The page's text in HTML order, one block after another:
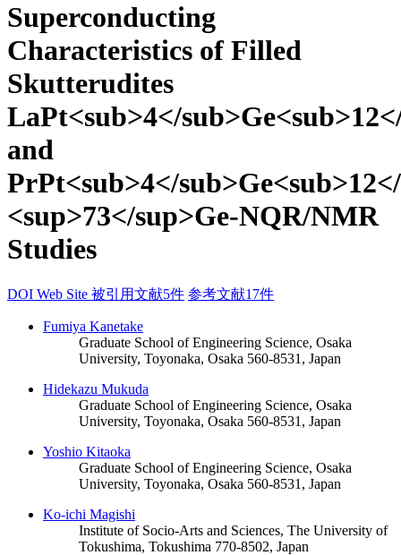
Superconducting
Characteristics of Filled
Skutterudites
LaPt<sub>4</
and
PrPt<sub>4</
<sup>73</sup>Ge-NQR/NMR
Studies
DOI Web Site 被引用文献5件 参考文献17件
Fumiya Kanetake
Graduate School of Engineering Science, Osaka
University, Toyonaka, Osaka 560-8531, Japan
Hidekazu Mukuda
Graduate School of Engineering Science, Osaka
University, Toyonaka, Osaka 560-8531, Japan
Yoshio Kitaoka
Graduate School of Engineering Science, Osaka
University, Toyonaka, Osaka 560-8531, Japan
Ko-ichi Magishi
Institute of Socio-Arts and Sciences, The University of
Tokushima, Tokushima 770-8502, Japan